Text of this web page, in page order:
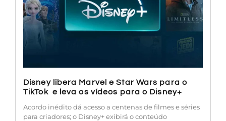
Disney libera Marvel e Star Wars para o
TikTok e leva os vídeos para o Disney+
Acordo inédito dá acesso a centenas de filmes e séries
para criadores; o Disney+ exibirá o conteúdo